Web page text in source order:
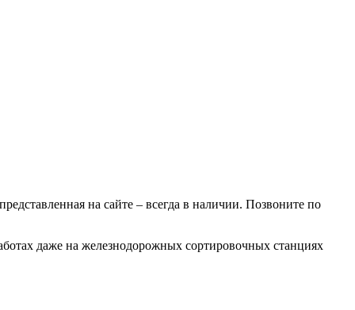
на сайте – всегда в наличии. Позвоните по
даже на железнодорожных сортировочных станциях